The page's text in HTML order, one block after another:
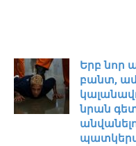
Երբ նոր
բանտ,
նրան